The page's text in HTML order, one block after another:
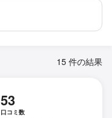
15 件の結果
53
口コミ数